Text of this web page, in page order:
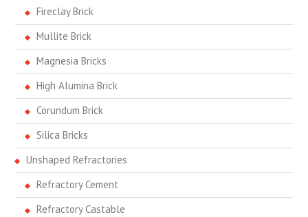
Fireclay Brick
Mullite Brick
Magnesia Bricks
High Alumina Brick
Corundum Brick
Silica Bricks
Unshaped Refractories
Refractory Cement
Refractory Castable